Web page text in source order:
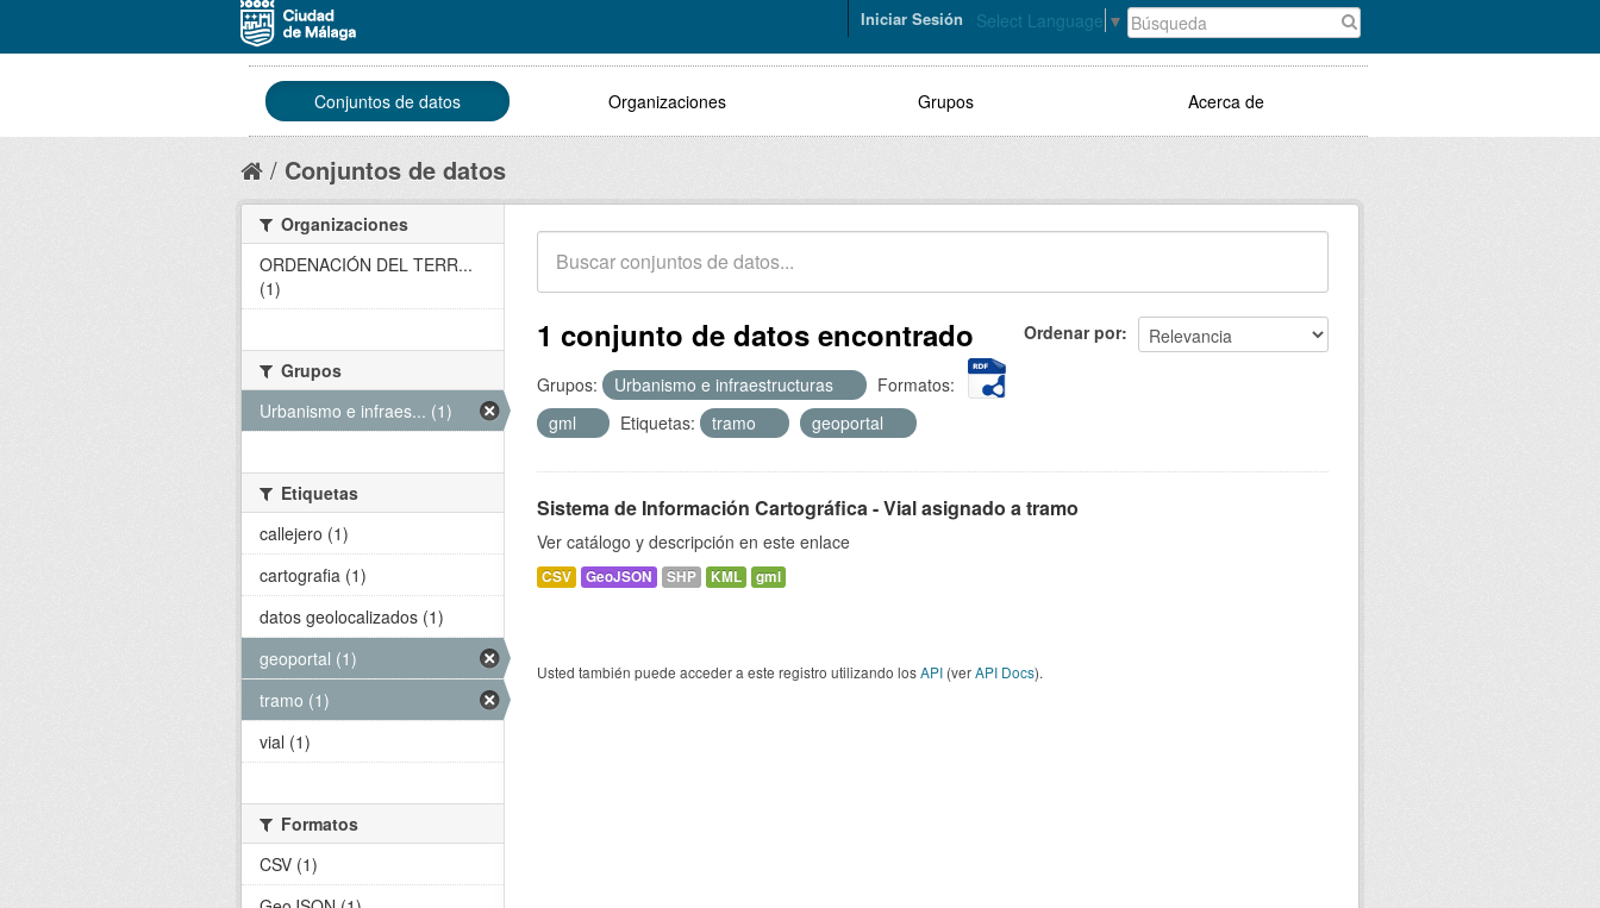
Select Language ▼
Iniciar Sesión
Conjuntos de datos Organizaciones Grupos Acerca de
Conjuntos de datos
Ordenar por
1 conjunto de datos encontrado
Grupos: Urbanismo e infraestructuras
Formatos:
gml
Etiquetas: tramo geoportal
Sistema de Información Cartográfica - Vial asignado a tramo
Ver catálogo y descripción en este enlace
CSV GeoJSON SHP KML gml
Usted también puede acceder a este registro utilizando losAPI (verAPI Docs).
Organizaciones
ORDENACIÓN DEL TERR...
(1)
Grupos
Urbanismo e infraes... (1)
Etiquetas
callejero (1)
cartografia (1)
datos geolocalizados (1)
geoportal (1)
tramo (1)
vial (1)
Formatos
CSV (1)